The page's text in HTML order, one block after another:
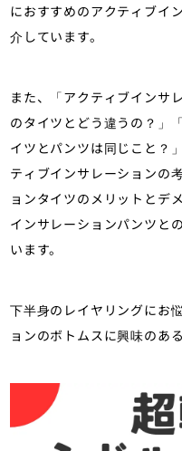
におすすめのアクティブイ
介しています。
また、「アクティブインサ
のタイツとどう違うの？」
イツとパンツは同じこと？
ティブインサレーションの
ョンタイツのメリットとデ
インサレーションパンツと
います。
下半身のレイヤリングにお
ョンのボトムスに興味のあ